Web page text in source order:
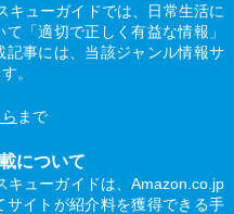
キューガイドでは、日常生活に
「適切で正しく有益な情報」
事には、当該ジャンル情報サ
。
まで
について
キューガイドは、Amazon.co.jp
イトが紹介料を獲得できる手